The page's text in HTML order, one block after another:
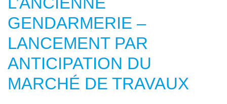
GENDARMERIE –
LANCEMENT PAR
ANTICIPATION DU
MARCHÉ DE TRAVAUX